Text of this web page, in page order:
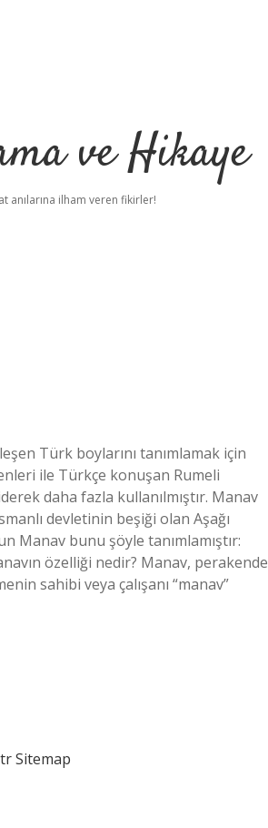
ve Hikaye
anılarına ilham veren fikirler!
Türk boylarını tanımlamak için
ile Türkçe konuşan Rumeli
daha fazla kullanılmıştır. Manav
devletinin beşiği olan Aşağı
Manav bunu şöyle tanımlamıştır:
özelliği nedir? Manav, perakende
sahibi veya çalışanı “manav”
Sitemap